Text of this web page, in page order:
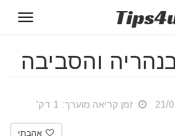
Tips
והסביבה
זמן קריאה מוערך: 1 דק'
אהבתי